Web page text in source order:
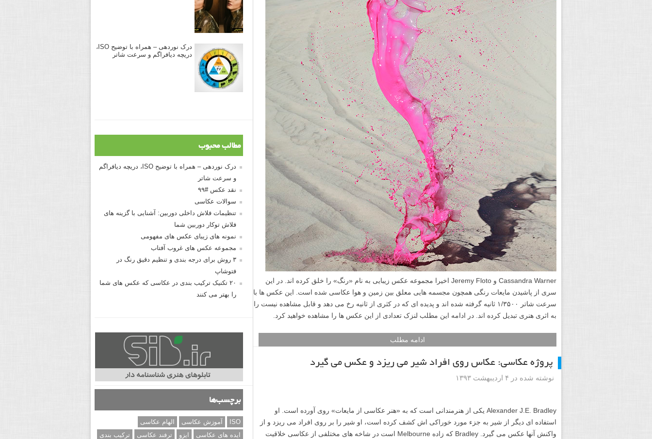
Cassandra Warner و Jeremy Floto اخیرا مجموعه عکس زیبایی به نام «رنگ» را خلق کرده اند. در این
سری از پاشیدن مایعات رنگی همچون مجسمه هایی معلق بین زمین و هوا عکاسی شده است. این عکس ها با
سرعت شاتر ۱/۳۵۰۰ ثانیه گرفته شده اند و پدیده ای که در کثری از ثانیه رخ می دهد و قابل مشاهده نیست را
به اثری هنری تبدیل کرده اند. در ادامه این مطلب لنزک تعدادی از این عکس ها را مشاهده خواهید کرد.
ادامه مطلب
پروژه عکاسی: عکاس روی افراد شیر می ریزد و عکس می گیرد
نوشته شده در ۴ اردیبهشت ۱۳۹۳
Alexander J.E. Bradley یکی از هنرمندانی است که به «هنر عکاسی از مایعات» روی آورده است. او
استفاده ای دیگر از شیر به جزء مورد خوراکی اش کشف کرده است، او شیر را بر روی افراد می ریزد و از
واکنش آنها عکس می گیرد. Bradley که زاده Melbourne است در شاخه های مختلفی از عکاسی خلاقیت
درک نوردهی – همراه با توضیح ISO،
دریچه دیافراگم و سرعت شاتر
مطالب محبوب
درک نوردهی – همراه با توضیح ISO، دریچه دیافراگم
و سرعت شاتر
نقد عکس #۹۹
سوالات عکاسی
تنظیمات فلاش داخلی دوربین: آشنایی با گزینه های
فلاش توکار دوربین شما
نمونه های زیبای عکس های مفهومی
مجموعه عکس های غروب آفتاب
۳ روش برای درجه بندی و تنظیم دقیق رنگ در
فتوشاپ
۲۰ تکنیک ترکیب بندی در عکاسی که عکس های شما
را بهتر می کنند
برچسب‌ها
ISO آموزش عکاسی
الهام عکاسی
ایده های عکاسی
ایزو ترفند عکاسی
ترکیب بندی